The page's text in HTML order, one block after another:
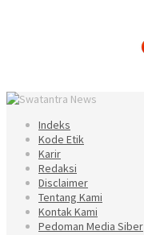
Indeks
Kode Etik
Karir
Redaksi
Disclaimer
Tentang Kami
Kontak Kami
Pedoman Media Siber